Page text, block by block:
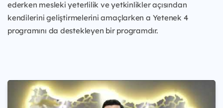
ederken mesleki yeterlilik ve yetkinlikler açısından
kendilerini geliştirmelerini amaçlarken a Yetenek 4
programını da destekleyen bir programdır.